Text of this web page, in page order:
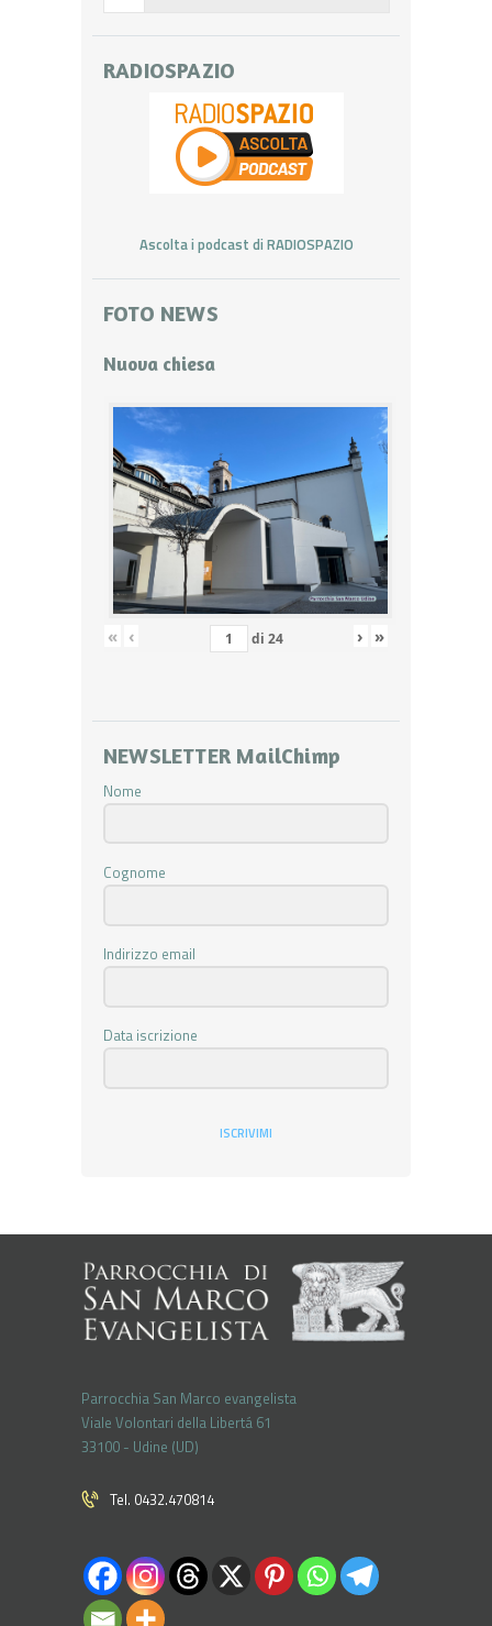
RADIOSPAZIO
Ascolta i podcast di RADIOSPAZIO
FOTO NEWS
Nuova chiesa
« ‹ di 24 › »
NEWSLETTER MailChimp
Nome
Cognome
Indirizzo email
Data iscrizione
ISCRIVIMI
Parrocchia San Marco evangelista
Viale Volontari della Libertá 61
33100 - Udine (UD)
Tel. 0432.470814